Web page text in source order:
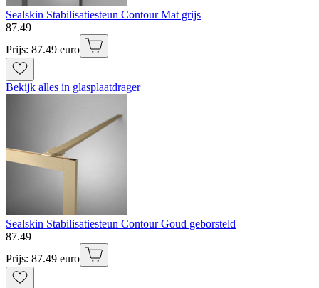
Sealskin Stabilisatiesteun Contour Mat grijs
87.49
Prijs: 87.49 euro
Bekijk alles in glasplaatdrager
Sealskin Stabilisatiesteun Contour Goud geborsteld
87.49
Prijs: 87.49 euro